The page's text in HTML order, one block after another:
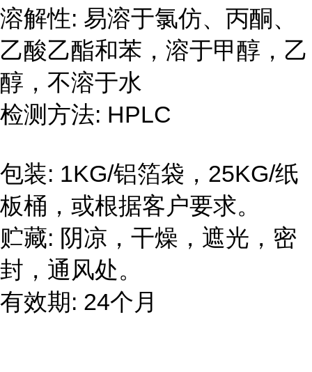
溶解性: 易溶于氯仿、丙酮、
乙酸乙酯和苯，溶于甲醇，乙
醇，不溶于水
检测方法: HPLC
包装: 1KG/铝箔袋， 25KG/纸
板桶，或根据客户要求。
贮藏: 阴凉，干燥，遮光，密
封，通风处。
有效期: 24个月